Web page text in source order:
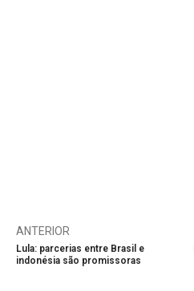
ANTERIOR
Lula: parcerias entre Brasil e
indonésia são promissoras